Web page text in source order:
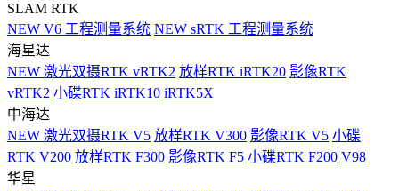
SLAM RTK
NEW V6 工程测量系统 NEW sRTK 工程测量系统
海星达
NEW 激光双摄RTK vRTK2 放样RTK iRTK20 影像RTK
vRTK2 小碟RTK iRTK10 iRTK5X
中海达
NEW 激光双摄RTK V5 放样RTK V300 影像RTK V5 小碟
RTK V200 放样RTK F300 影像RTK F5 小碟RTK F200 V98
华星